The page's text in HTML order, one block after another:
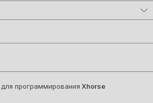
- 1 штука
рабочий день
дней
в зависимости от работы
программирования Xhorse